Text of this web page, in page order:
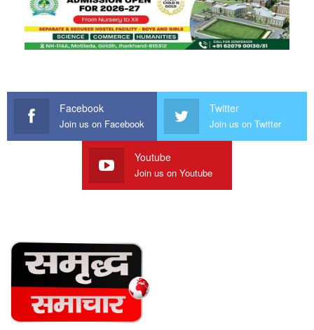
Facebook
Join us on Facebook
Twitter
Join us on Twitter
Youtube
Join us on Youtube